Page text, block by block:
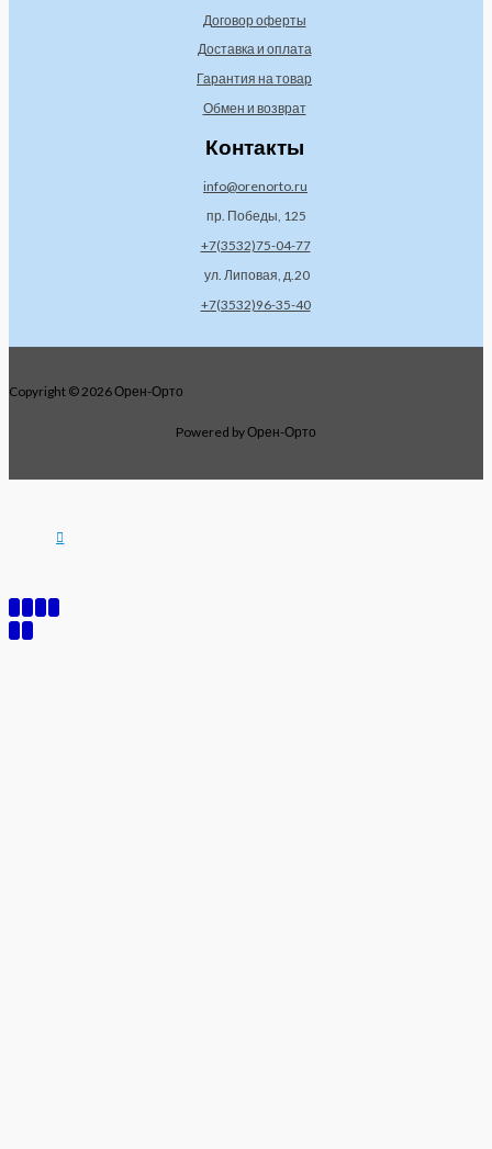
Договор оферты
Доставка и оплата
Гарантия на товар
Обмен и возврат
Контакты
info@orenorto.ru
пр. Победы, 125
+7(3532)75-04-77
ул. Липовая, д.20
+7(3532)96-35-40
Copyright © 2026 Орен-Орто
Powered by Орен-Орто